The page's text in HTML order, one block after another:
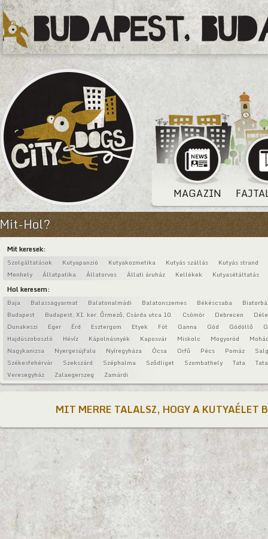
MAGAZIN
Mit-Hol?
Mit keresek:
Szolgáltatások Kutyapanzió Kutyakozmetika Kutyás szállás
Kutyás strand
Menhely
Állatpatika Állatorvos Állati áruház Kellékek Kutyasétáltatás
Hol keresem:
Baja Balassagyarmat Balatonalmádi Balatonszemes Békéscsaba
Budapest
Budapest, XI. ker. Őrmező, Csárda utca 10. Csömör Debrecen
Dunakeszi
Eger Érd Esztergom Etyek Fót Ganna Göd Gödöllő
Hajdúszoboszló
Hévíz Kápolnásnyék Kaposvár Miskolc Mogyoród
Nagykanizsa
Nyergesújfalu Nyíregyháza Ócsa Orfű Pécs Pomáz
Székesfehérvár
Szekszárd Széphalma Sződliget Szombathely Tata
Veresegyház
Zalaegerszeg Zamárdi
MIT MERRE TALALSZ, HOGY A KUTYAÉLET